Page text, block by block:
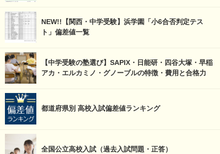
NEW!!【関西・中学受験】浜学園「小6合否判定テス
ト」偏差値一覧
【中学受験の塾選び】SAPIX・日能研・四谷大塚・早稲
アカ・エルカミノ・グノーブルの特徴・費用と合格力
都道府県別 高校入試偏差値ランキング
全国公立高校入試（過去入試問題・正答）